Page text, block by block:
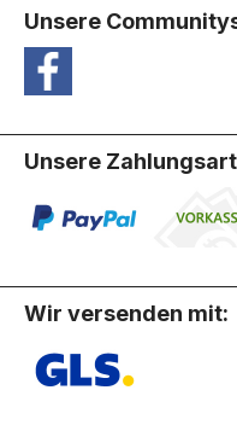
Unsere
Unsere
Wir versenden mit: